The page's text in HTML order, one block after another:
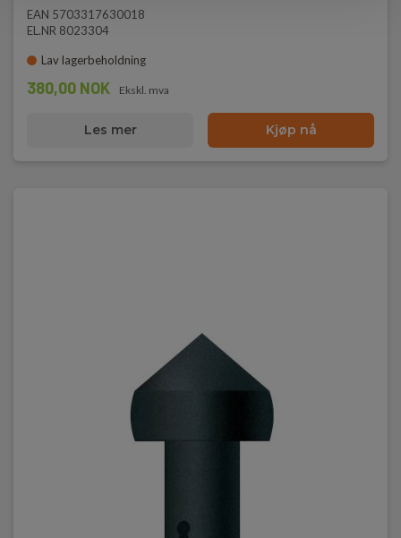
EAN 5703317630018
EL.NR 8023304
Lav lagerbeholdning
380,00 NOK Ekskl. mva
Les mer Kjøp nå